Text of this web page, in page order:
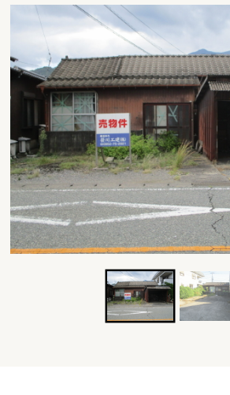
1001万円以上
部屋数を選択
1K
2DK 3K ~3DK
4DK
4LDK 5K 5DK
6K
6DK以上
特徴を選択
鉄骨
鉄筋 家庭菜園
駐車場
キーワードで絞り込む
検索